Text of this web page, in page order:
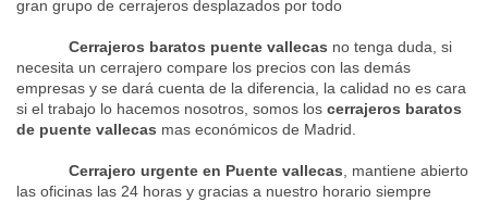
gran grupo de cerrajeros desplazados por todo
Cerrajeros baratos puente vallecas no tenga duda, si
necesita un cerrajero compare los precios con las demás
empresas y se dará cuenta de la diferencia, la calidad no es cara
si el trabajo lo hacemos nosotros, somos los cerrajeros baratos
de puente vallecas mas económicos de Madrid.
Cerrajero urgente en Puente vallecas, mantiene abierto
las oficinas las 24 horas y gracias a nuestro horario siempre